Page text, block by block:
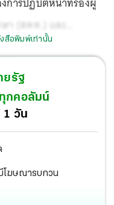
า (สพท.) และ
ลงเรื่องดังกล่าว เพื่อ
นาก่อนการบรรจุและ
มนโยบายที่วางไว้ ดัง
า 1 ปีหวังว่ารอง
มีโอกาสได้รับการ
ฒนาทักษะภาษา
เพราะทักษะเหล่านี้
ตวรรษที่ 21 โดยการ
สือพิมพ์เท่านั้น
ยรัฐ
กคอลัมน์
1 วัน
โฆษณารบกวน